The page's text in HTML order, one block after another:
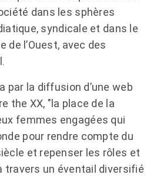
dans les sphères
syndicale et dans le
de l’Ouest, avec des
par la diffusion d’une web
the XX, "la place de la
femmes engagées qui
pour rendre compte du
et repenser les rôles et
travers un éventail diversifié